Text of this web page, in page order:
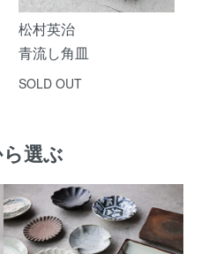
松村英治
青流し角皿
SOLD OUT
選ぶ